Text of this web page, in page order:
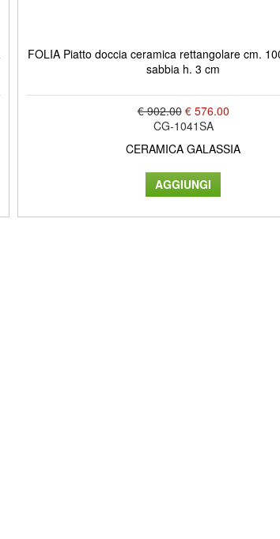
FOLIA Piatto doccia ceramica rettangolare cm.
sabbia h. 3 cm
€ 902.00 € 576.00
CG-1041SA
CERAMICA GALASSIA